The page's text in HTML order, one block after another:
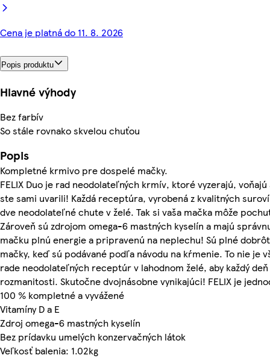
Cena je platná do 11. 8. 2026
Popis produktu
Hlavné výhody
Bez farbív
So stále rovnako skvelou chuťou
Popis
Kompletné krmivo pre dospelé mačky.
FELIX Duo je rad neodolateľných krmív, ktoré vyzerajú,
ste sami uvarili! Každá receptúra, vyrobená z kvalitných
dve neodolateľné chute v želé. Tak si vaša mačka môže
Zároveň sú zdrojom omega-6 mastných kyselín a majú
mačku plnú energie a pripravenú na neplechu! Sú plné
mačky, keď sú podávané podľa návodu na kŕmenie. To nie je
rade neodolateľných receptúr v lahodnom želé, aby každý
rozmanitosti. Skutočne dvojnásobne vynikajúci! FELIX je
100 % kompletné a vyvážené
Vitamíny D a E
Zdroj omega-6 mastných kyselín
Bez prídavku umelých konzervačných látok
Veľkosť balenia: 1.02kg